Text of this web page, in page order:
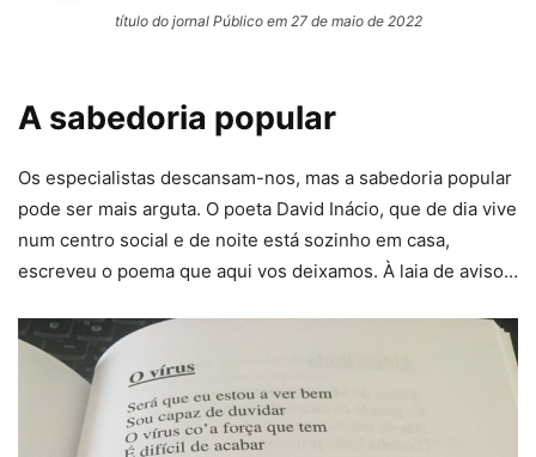
título do jornal Público em 27 de maio de 2022
A sabedoria popular
Os especialistas descansam-nos, mas a sabedoria popular
pode ser mais arguta. O poeta David Inácio, que de dia vive
num centro social e de noite está sozinho em casa,
escreveu o poema que aqui vos deixamos. À laia de aviso…